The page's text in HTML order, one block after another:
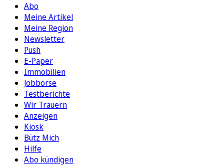
Abo
Meine Artikel
Meine Region
Newsletter
Push
E-Paper
Immobilien
Jobbörse
Testberichte
Wir Trauern
Anzeigen
Kiosk
Bütz Mich
Hilfe
Abo kündigen